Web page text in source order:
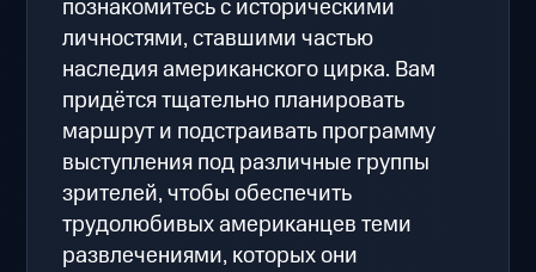
познакомитесь с историческими
личностями, ставшими частью
наследия американского цирка. Вам
придётся тщательно планировать
маршрут и подстраивать программу
выступления под различные группы
зрителей, чтобы обеспечить
трудолюбивых американцев теми
развлечениями, которых они